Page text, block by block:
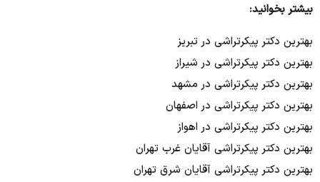
بیشتر بخوانید:
بهترین دکتر پیکرتراشی در تبریز
بهترین دکتر پیکرتراشی در شیراز
بهترین دکتر پیکرتراشی در مشهد
بهترین دکتر پیکرتراشی در اصفهان
بهترین دکتر پیکرتراشی در اهواز
بهترین دکتر پیکرتراشی آقایان غرب تهران
بهترین دکتر پیکرتراشی آقایان شرق تهران